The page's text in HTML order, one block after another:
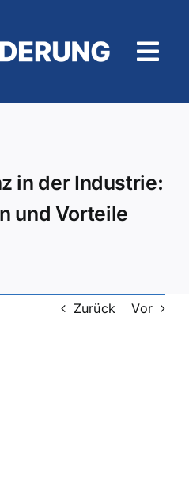
in der Industrie:
und Vorteile
Zurück Vor